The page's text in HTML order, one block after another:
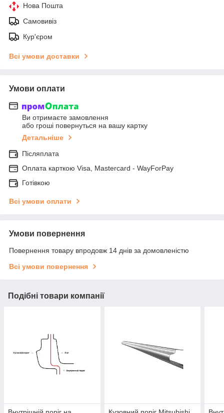
Нова Пошта
Самовивіз
Кур'єром
Всі умови доставки
Умови оплати
Ви отримаєте замовлення
або гроші повернуться на вашу картку
Детальніше
Післяплата
Оплата карткою Visa, Mastercard - WayForPay
Готівкою
Всі умови оплати
Умови повернення
Повернення товару впродовж 14 днів за домовленістю
Всі умови повернення
Подібні товари компанії